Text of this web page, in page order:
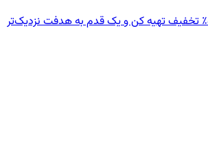
دوره موردنظرت را با ۵۰٪ تخفیف تهیه کن و یک قدم به هدفت نزدیک‌تر